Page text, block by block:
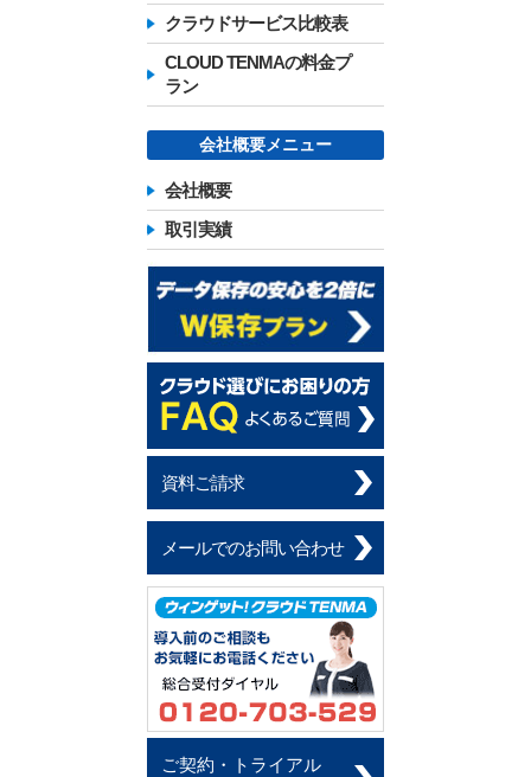
クラウドサービス比較表
CLOUD TENMAの料金プ
ラン
会社概要メニュー
会社概要
取引実績
資料ご請求
メールでのお問い合わせ
ご契約・トライアル